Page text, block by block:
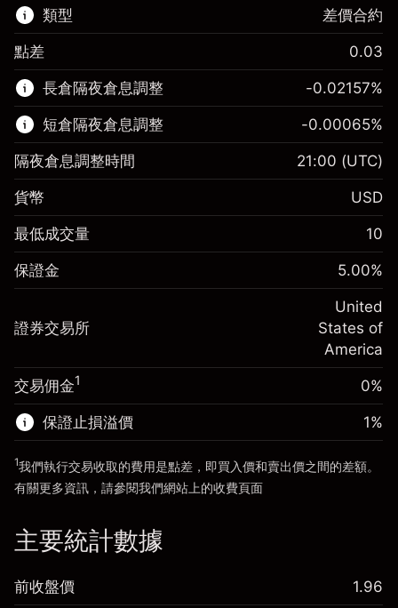
類型
該金融市場可進行差價合約交易。
了解更多：
差價合約
差價合約
點差 0.03
長倉隔夜倉息調整
保證金。您的投資 $1,000.00
隔夜倉息
-0.021568
%
(-$4.31)
來自杠杆的資金 - 美元（大約值）
$19,000.00
前往平台
-0.02157%
短倉隔夜倉息調整
保證金。您的投資 $1,000.00
隔夜倉息
-0.000654
%
(-$0.13)
$20,000.00
來自杠杆的資金 - 美元（大約值）$19,000.00
前往平台
-0.00065%
隔夜倉息調整時間 21:00 (UTC)
貨幣 USD
最低成交量 10
保證金 5.00%
證券交易所
United
States of
America
交易佣金1 0%
保證止損溢價 1%
1我們執行交易收取的費用是點差，即買入價和賣出價之間的差額。
有關更多資訊，請參閱我們網站上的收費頁面
主要統計數據
前收盤價 1.96